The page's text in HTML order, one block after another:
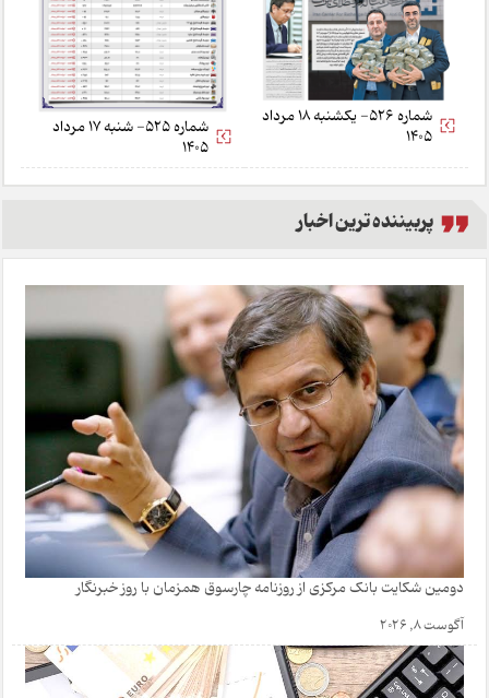
شماره 526- یکشنبه 18 مرداد
1405
شماره 525- شنبه 17 مرداد
1405
پربیننده ترین اخبار
دومین شکایت بانک مرکزی از روزنامه چارسوق همزمان با روز خبرنگار
آگوست 8, 2026